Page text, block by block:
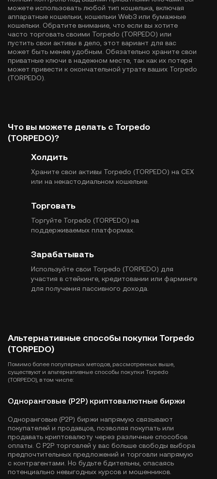
можете использовать любой тип кошелька, включая
аппаратные кошельки, кошельки Web3 или бумажные
кошельки. Обратите внимание, что если вы хотите
часто торговать своими Torpedo (TORPEDO) или
пустить свои активы в дело, этот вариант для вас
может быть менее удобным. Обязательно храните свои
приватные ключи в надежном месте, так как их потеря
может привести к окончательной утрате ваших Torpedo
(TORPEDO).
Что вы можете делать с Torpedo
(TORPEDO)?
Холдить
Храните свои активы Torpedo (TORPEDO) на CEX
или на некастодиальном кошельке.
Торговать
Торгуйте Torpedo (TORPEDO) на
поддерживаемых платформах.
Зарабатывать
Используйте свои Torpedo (TORPEDO) для
участия в стейкинге, кредитовании или фарминге
для получения пассивного дохода.
Альтернативные способы покупки Torpedo
(TORPEDO)
Помимо более популярных методов, рассмотренных выше,
существуют и альтернативные способы покупки Torpedo
(TORPEDO), в том числе:
Одноранговые (P2P) криптовалютные биржи
Одноранговые (P2P) биржи напрямую связывают
покупателей и продавцов, позволяя покупать или
продавать криптовалюту через различные способов
оплаты. С P2P торговлей у вас больше свободы выбора
предпочтительных предложений и торговли напрямую
с контрагентами. Но будьте бдительны, опасаясь
потенциально невыгодных курсов и мошенников.